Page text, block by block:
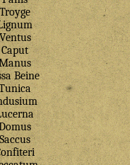
Troyge
Ventus
Caput
Beine
Saccus